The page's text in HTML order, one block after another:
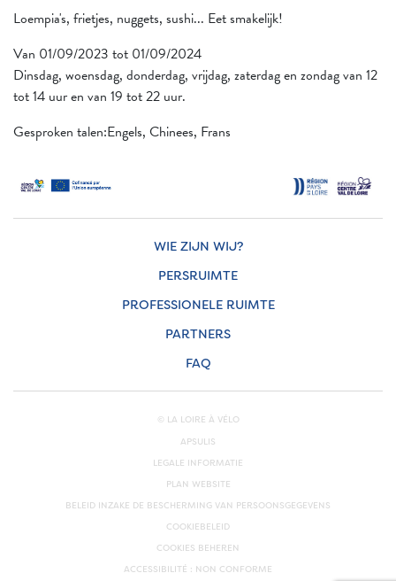
Loempia's, frietjes, nuggets, sushi... Eet smakelijk!
Van 01/09/2023 tot 01/09/2024
Dinsdag, woensdag, donderdag, vrijdag, zaterdag en zondag van 12
tot 14 uur en van 19 tot 22 uur.
Gesproken talen:Engels, Chinees, Frans
WIE ZIJN WIJ?
PERSRUIMTE
PROFESSIONELE RUIMTE
PARTNERS
FAQ
© LA LOIRE À VÉLO
APSULIS
LEGALE INFORMATIE
PLAN WEBSITE
BELEID INZAKE DE BESCHERMING VAN PERSOONSGEGEVENS
COOKIEBELEID
COOKIES BEHEREN
ACCESSIBILITÉ : NON CONFORME